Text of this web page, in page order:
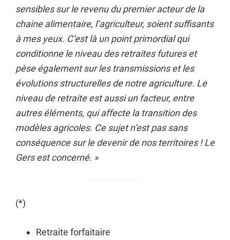
sensibles sur le revenu du premier acteur de la
chaine alimentaire, l’agriculteur, soient suffisants
à mes yeux. C’est là un point primordial qui
conditionne le niveau des retraites futures et
pèse également sur les transmissions et les
évolutions structurelles de notre agriculture. Le
niveau de retraite est aussi un facteur, entre
autres éléments, qui affecte la transition des
modèles agricoles. Ce sujet n’est pas sans
conséquence sur le devenir de nos territoires ! Le
Gers est concerné. »
(*)
Retraite forfaitaire